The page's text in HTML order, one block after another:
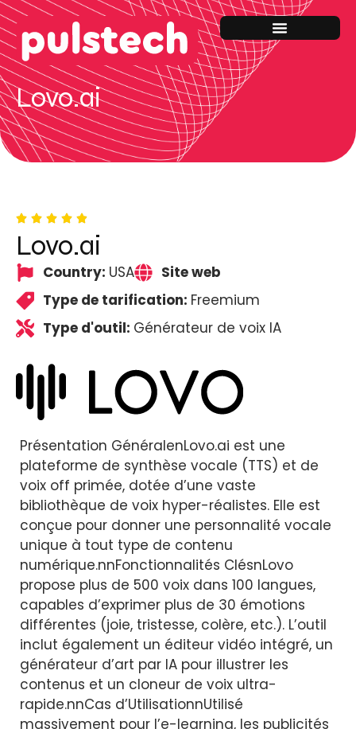
Lovo.ai
Lovo.ai
Country: USA
Site web
Type de tarification: Freemium
Type d'outil: Générateur de voix IA
Présentation GénéralenLovo.ai est une
plateforme de synthèse vocale (TTS) et de
voix off primée, dotée d’une vaste
bibliothèque de voix hyper-réalistes. Elle est
conçue pour donner une personnalité vocale
unique à tout type de contenu
numérique.nnFonctionnalités ClésnLovo
propose plus de 500 voix dans 100 langues,
capables d’exprimer plus de 30 émotions
différentes (joie, tristesse, colère, etc.). L’outil
inclut également un éditeur vidéo intégré, un
générateur d’art par IA pour illustrer les
contenus et un cloneur de voix ultra-
rapide.nnCas d’UtilisationnUtilisé
massivement pour l’e-learning, les publicités